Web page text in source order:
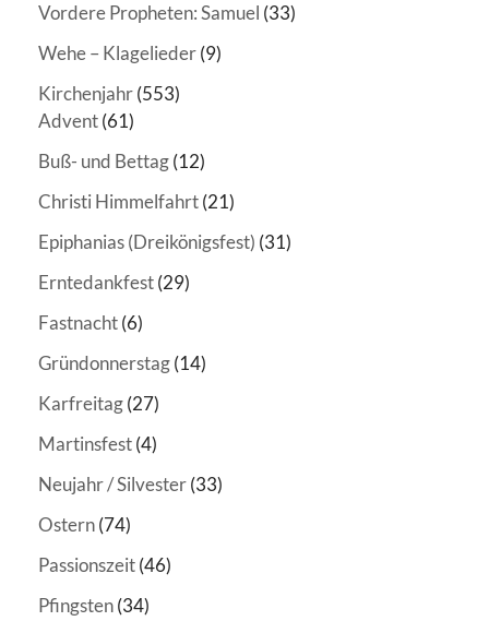
Vordere Propheten: Samuel (33)
Wehe – Klagelieder(9)
Kirchenjahr(553)
Advent(61)
Buß- und Bettag(12)
Christi Himmelfahrt(21)
Epiphanias (Dreikönigsfest) (31)
Erntedankfest(29)
Fastnacht(6)
Gründonnerstag(14)
Karfreitag(27)
Martinsfest(4)
Neujahr / Silvester(33)
Ostern(74)
Passionszeit(46)
Pfingsten(34)